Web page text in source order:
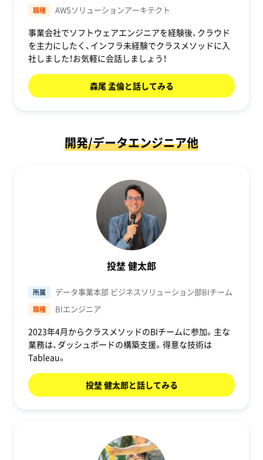
職種 AWSソリューションアーキテクト
事業会社でソフトウェアエンジニアを経験後、クラウド
を主力にしたく、インフラ未経験でクラスメソッドに入
社しました！お気軽に会話しましょう！
森尾 孟倫と話してみる
開発/データエンジニア他
投埜 健太郎
所属 データ事業本部 ビジネスソリューション部BIチーム
職種 BIエンジニア
2023年4月からクラスメソッドのBIチームに参加。主な
業務は、ダッシュボードの構築支援。得意な技術は
Tableau。
投埜 健太郎と話してみる